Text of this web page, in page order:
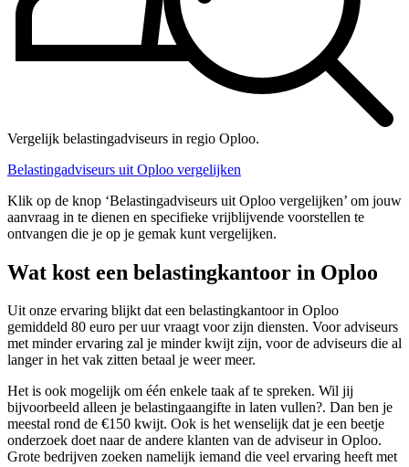
Vergelijk belastingadviseurs in regio Oploo.
Belastingadviseurs uit Oploo vergelijken
Klik op de knop ‘Belastingadviseurs uit Oploo vergelijken’ om jouw
aanvraag in te dienen en specifieke vrijblijvende voorstellen te
ontvangen die je op je gemak kunt vergelijken.
Wat kost een belastingkantoor in Oploo
Uit onze ervaring blijkt dat een belastingkantoor in Oploo
gemiddeld 80 euro per uur vraagt voor zijn diensten. Voor adviseurs
met minder ervaring zal je minder kwijt zijn, voor de adviseurs die al
langer in het vak zitten betaal je weer meer.
Het is ook mogelijk om één enkele taak af te spreken. Wil jij
bijvoorbeeld alleen je belastingaangifte in laten vullen?. Dan ben je
meestal rond de €150 kwijt. Ook is het wenselijk dat je een beetje
onderzoek doet naar de andere klanten van de adviseur in Oploo.
Grote bedrijven zoeken namelijk iemand die veel ervaring heeft met